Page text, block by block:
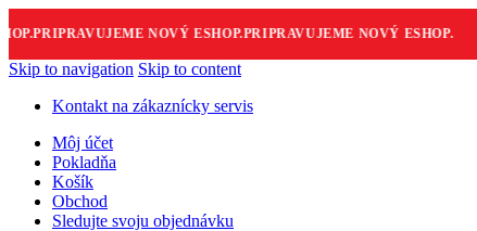
PRIPRAVUJEME NOVÝ ESHOP.PRIPRAVUJEME NOVÝ ESHOP.
Skip to navigation Skip to content
Kontakt na zákaznícky servis
Môj účet
Pokladňa
Košík
Obchod
Sledujte svoju objednávku